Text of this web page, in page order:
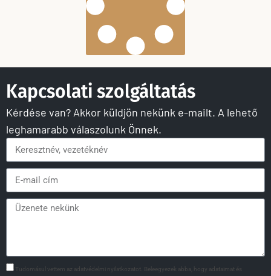
Kapcsolati szolgáltatás
Kérdése van? Akkor küldjön nekünk e-mailt. A lehető
leghamarabb válaszolunk Önnek.
Tudomásul vettem az adatvédelmi nyilatkozatot. Beleegyezek abba, hogy adataimat és